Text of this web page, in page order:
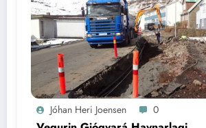
Jóhan Heri Joensen 0